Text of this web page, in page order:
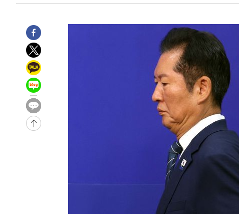
-23223초 전 >
6월 경상수지 497.3억 달러…두 달 연속 사상 최대
-23174초 전 >
서울 낮 39도 '폭염중대경보'…40도 관측 가능성도
-20536초 전 >
미 워싱턴주 스포캔 시의 통제불능 3개 산불, 방화선 일부 구축
-12709초 전 >
[속보] 호르무즈 해협 이란-오만 협상 기대속 뉴욕증시 혼조 마
우 0.49%↑
-11064초 전 >
[속보] 이란 대통령 "지금 최고지도자와 소통하기가 매우 어려
취임 3년 인터뷰
1시간 전 > [속보] "이란-오만, 호르무즈 해협 통행 항로 합의" 이란 외무부 대